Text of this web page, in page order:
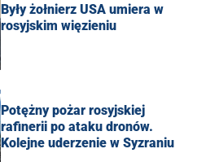
Były żołnierz USA umiera w
rosyjskim więzieniu
Potężny pożar rosyjskiej
rafinerii po ataku dronów.
Kolejne uderzenie w Syzraniu